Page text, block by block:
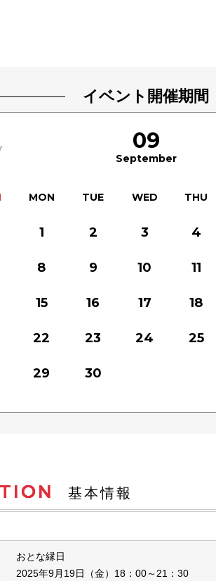
イベント開催期間
09
September
MON TUE WED THU
1 2 3 4
8 9 10 11
15 16 17 18
22 23 24 25
29 30
基本情報
おとな縁日
2025年9月19日（金）18：00～21：30